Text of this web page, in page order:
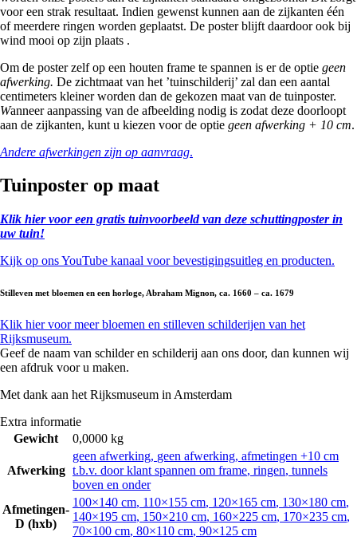
voor een strak resultaat. Indien gewenst kunnen aan de zijkanten één
of meerdere ringen worden geplaatst. De poster blijft daardoor ook bij
wind mooi op zijn plaats .
Om de poster zelf op een houten frame te spannen is er de optie geen
afwerking. De zichtmaat van het ’tuinschilderij’ zal dan een aantal
centimeters kleiner worden dan de gekozen maat van de tuinposter.
Wanneer aanpassing van de afbeelding nodig is zodat deze doorloopt
aan de zijkanten, kunt u kiezen voor de optie geen afwerking + 10 cm.
Andere afwerkingen zijn op aanvraag.
Tuinposter op maat
Klik hier voor een gratis tuinvoorbeeld van deze schuttingposter in
uw tuin!
Kijk op ons YouTube kanaal voor bevestigingsuitleg en producten.
Stilleven met bloemen en een horloge, Abraham Mignon, ca. 1660 – ca. 1679
Klik hier voor meer bloemen en stilleven schilderijen van het
Rijksmuseum.
Geef de naam van schilder en schilderij aan ons door, dan kunnen wij
een afdruk voor u maken.
Met dank aan het Rijksmuseum in Amsterdam
Extra informatie
Gewicht
0,0000 kg
Afwerking
geen afwerking, geen afwerking, afmetingen +10 cm
t.b.v. door klant spannen om frame, ringen, tunnels
boven en onder
Afmetingen-
D (hxb)
100×140 cm, 110×155 cm, 120×165 cm, 130×180 cm,
140×195 cm, 150×210 cm, 160×225 cm, 170×235 cm,
70×100 cm, 80×110 cm, 90×125 cm